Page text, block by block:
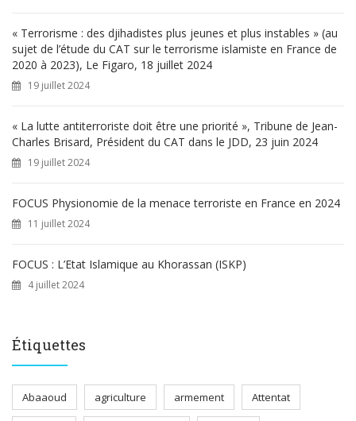
« Terrorisme : des djihadistes plus jeunes et plus instables » (au
sujet de l’étude du CAT sur le terrorisme islamiste en France de
2020 à 2023), Le Figaro, 18 juillet 2024
19 juillet 2024
« La lutte antiterroriste doit être une priorité », Tribune de Jean-
Charles Brisard, Président du CAT dans le JDD, 23 juin 2024
19 juillet 2024
FOCUS Physionomie de la menace terroriste en France en 2024
11 juillet 2024
FOCUS : L’Etat Islamique au Khorassan (ISKP)
4 juillet 2024
Étiquettes
Abaaoud agriculture armement Attentat